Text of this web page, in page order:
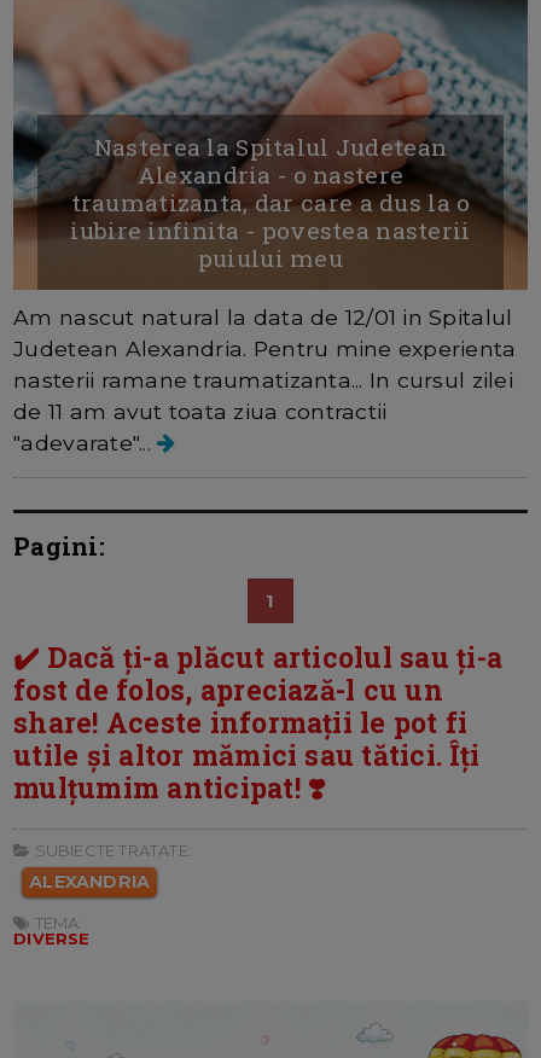
Nasterea la Spitalul Judetean
Alexandria - o nastere
traumatizanta, dar care a dus la o
iubire infinita - povestea nasterii
puiului meu
Am nascut natural la data de 12/01 in Spitalul
Judetean Alexandria. Pentru mine experienta
nasterii ramane traumatizanta... In cursul zilei
de 11 am avut toata ziua contractii
"adevarate"...
Pagini:
1
✔️ Dacă ți-a plăcut articolul sau ți-a
fost de folos, apreciază-l cu un
share! Aceste informații le pot fi
utile și altor mămici sau tătici. Îți
mulțumim anticipat! ❣️
SUBIECTE TRATATE:
ALEXANDRIA
TEMA:
DIVERSE